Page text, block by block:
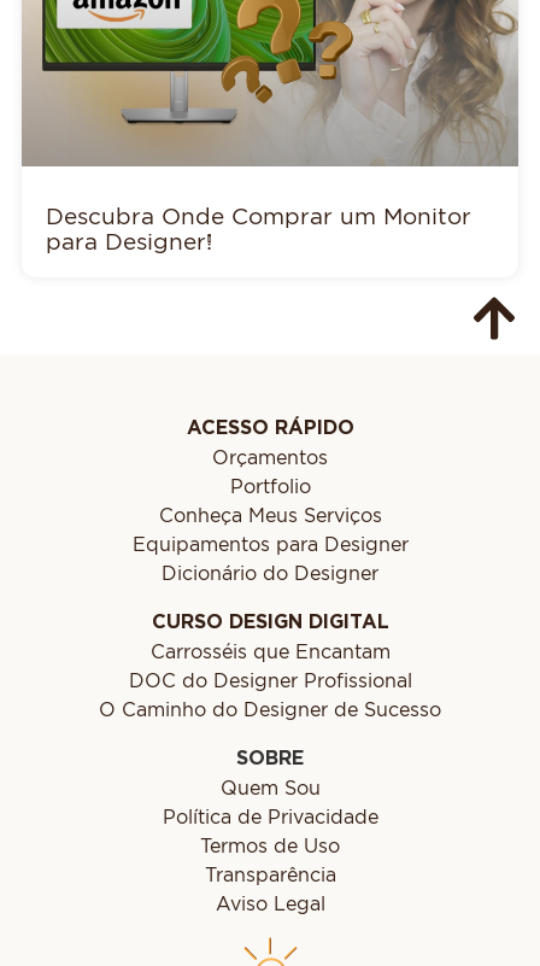
Descubra Onde Comprar um Monitor
para Designer!
ACESSO RÁPIDO
Orçamentos
Portfolio
Conheça Meus Serviços
Equipamentos para Designer
Dicionário do Designer
CURSO DESIGN DIGITAL
Carrosséis que Encantam
DOC do Designer Profissional
O Caminho do Designer de Sucesso
SOBRE
Quem Sou
Política de Privacidade
Termos de Uso
Transparência
Aviso Legal